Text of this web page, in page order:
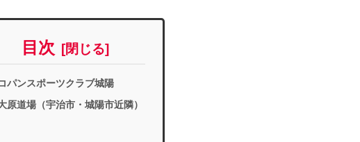
目次
パンスポーツクラブ城陽
原道場（宇治市・城陽市近隣）